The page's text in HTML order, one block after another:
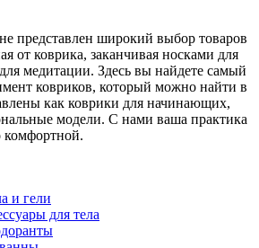
представлен широкий выбор товаров
от коврика, заканчивая носками для
медитации. Здесь вы найдете самый
ковриков, который можно найти в
как коврики для начинающих,
модели. С нами ваша практика
комфортной.
и гели
для тела